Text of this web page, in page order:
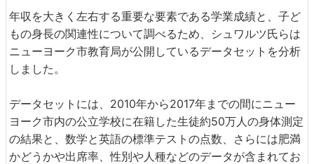
年収を大きく左右する重要な要素である学業成績と、子ど
もの身長の関連性について調べるため、シュワルツ氏らは
ニューヨーク市教育局が公開しているデータセットを分析
しました。
データセットには、2010年から2017年までの間にニュー
ヨーク市内の公立学校に在籍した生徒約50万人の身体測定
の結果と、数学と英語の標準テストの点数、さらには肥満
かどうかや出席率、性別や人種などのデータが含まれてお